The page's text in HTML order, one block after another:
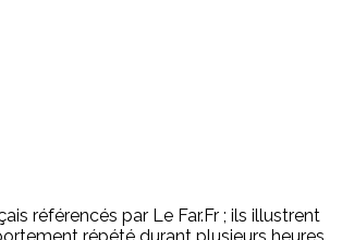
référencés par Le Far.Fr ; ils illustrent